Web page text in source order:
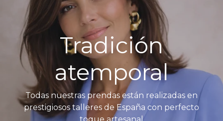
Tradición
atemporal
Todas nuestras prendas están realizadas en
prestigiosos talleres de España con perfecto
toque artesanal